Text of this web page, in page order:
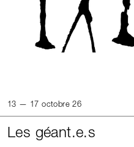
13 — 17 octobre 26
Les géant.e.s